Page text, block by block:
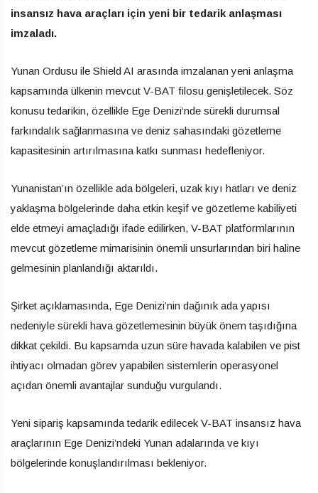
insansız hava araçları için yeni bir tedarik anlaşması
imzaladı.
Yunan Ordusu ile Shield AI arasında imzalanan yeni anlaşma
kapsamında ülkenin mevcut V-BAT filosu genişletilecek. Söz
konusu tedarikin, özellikle Ege Denizi‘nde sürekli durumsal
farkındalık sağlanmasına ve deniz sahasındaki gözetleme
kapasitesinin artırılmasına katkı sunması hedefleniyor.
Yunanistan’ın özellikle ada bölgeleri, uzak kıyı hatları ve deniz
yaklaşma bölgelerinde daha etkin keşif ve gözetleme kabiliyeti
elde etmeyi amaçladığı ifade edilirken, V-BAT platformlarının
mevcut gözetleme mimarisinin önemli unsurlarından biri haline
gelmesinin planlandığı aktarıldı.
Şirket açıklamasında, Ege Denizi’nin dağınık ada yapısı
nedeniyle sürekli hava gözetlemesinin büyük önem taşıdığına
dikkat çekildi. Bu kapsamda uzun süre havada kalabilen ve pist
ihtiyacı olmadan görev yapabilen sistemlerin operasyonel
açıdan önemli avantajlar sunduğu vurgulandı.
Yeni sipariş kapsamında tedarik edilecek V-BAT insansız hava
araçlarının Ege Denizi’ndeki Yunan adalarında ve kıyı
bölgelerinde konuşlandırılması bekleniyor.